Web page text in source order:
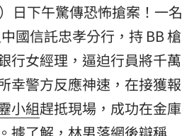
日下午驚傳恐怖搶案！一名
國信託忠孝分行，持 BB 槍
行女經理，逼迫行員將千萬
幸警方反應神速，在接獲報
小組趕抵現場，成功在金庫